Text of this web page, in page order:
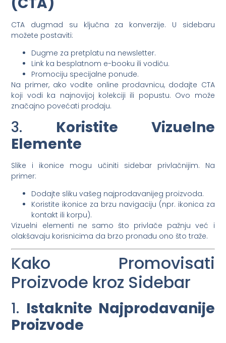
CTA dugmad su ključna za konverzije. U sidebaru
možete postaviti:
Dugme za pretplatu na newsletter.
Link ka besplatnom e-booku ili vodiču.
Promociju specijalne ponude.
Na primer, ako vodite online prodavnicu, dodajte CTA
koji vodi ka najnovijoj kolekciji ili popustu. Ovo može
značajno povećati prodaju.
3. Koristite Vizuelne
Elemente
Slike i ikonice mogu učiniti sidebar privlačnijim. Na
primer:
Dodajte sliku vašeg najprodavanijeg proizvoda.
Koristite ikonice za brzu navigaciju (npr. ikonica za
kontakt ili korpu).
Vizuelni elementi ne samo što privlače pažnju već i
olakšavaju korisnicima da brzo pronađu ono što traže.
Kako Promovisati
Proizvode kroz Sidebar
1. Istaknite Najprodavanije
Proizvode